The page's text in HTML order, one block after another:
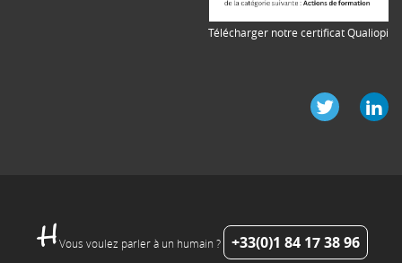
Télécharger notre certificat Qualiopi
Vous voulez parler à un humain ? +33(0)1 84 17 38 96